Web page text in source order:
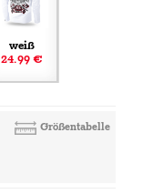
weiß
24.99 €
Größentabelle